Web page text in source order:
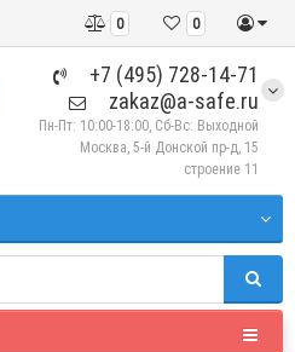
0
0
+7 (495) 728-14-71
zakaz@a-safe.ru
Пн-Пт: 10:00-18:00, Сб-Вс: Выходной
Москва, 5-й Донской пр-д, 15
строение 11